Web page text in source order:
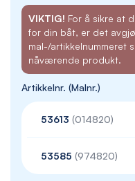
VIKTIG! For å sikre at
for din båt, er det
mal-/artikkelnummeret
nåværende produkt.
Artikkelnr. (Malnr.)
53613 (014820)
53585 (974820)